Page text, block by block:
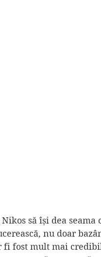
să își dea seama
nu doar
fi fost mult mai